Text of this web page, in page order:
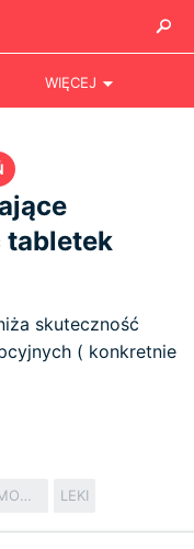
WIĘCEJ
tabletek
skuteczność
( konkretnie
ANTYKONCEPCJA HORMONALNA LEKI